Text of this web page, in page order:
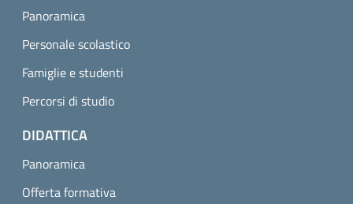
Panoramica
Personale scolastico
Famiglie e studenti
Percorsi di studio
DIDATTICA
Panoramica
Offerta formativa